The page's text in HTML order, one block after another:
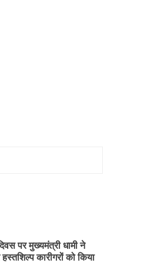
पर मुख्यमंत्री धामी ने
कारीगरों को किया